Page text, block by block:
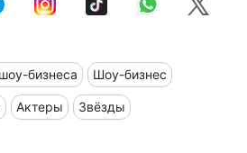
бизнеса Шоу-бизнес
Актеры Звёзды